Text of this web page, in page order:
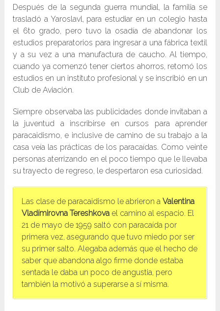
Después de la segunda guerra mundial, la familia se
trasladó a Yaroslavl, para estudiar en un colegio hasta
el 6to grado, pero tuvo la osadía de abandonar los
estudios preparatorios para ingresar a una fábrica textil
y a su vez a una manufactura de caucho. Al tiempo,
cuando ya comenzó tener ciertos ahorros, retomó los
estudios en un instituto profesional y se inscribió en un
Club de Aviación.
Siempre observaba las publicidades donde invitaban a
la juventud a inscribirse en cursos para aprender
paracaidismo, e inclusive de camino de su trabajo a la
casa veía las prácticas de los paracaídas. Como veinte
personas aterrizando en el poco tiempo que le llevaba
su trayecto de regreso, le despertaron esa curiosidad.
Las clase de paracaidismo le abrieron aValentina
Vladímirovna Tereshkova el camino al espacio. El
21 de mayo de 1959 saltó con paracaída por
primera vez, asegurando que tuvo miedo por ser
su primer salto. Alegaba además que el hecho de
saber que abandona algo firme donde estaba
sentada le daba un poco de angustia, pero
también la motivó a superarse a sí misma.